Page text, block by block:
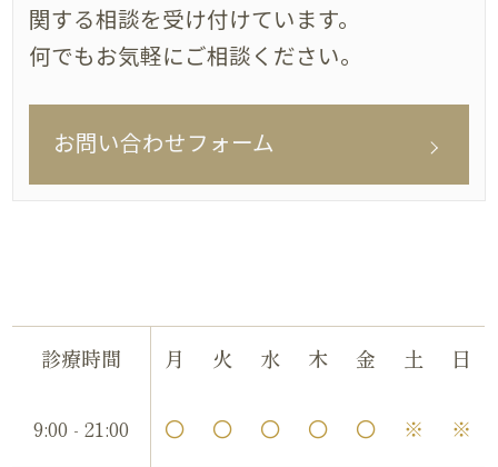
関する相談を受け付けています。
何でもお気軽にご相談ください。
お問い合わせフォーム
診療時間 月 火 水 木 金 土 日
9:00 - 21:00 〇 〇 〇 〇 〇 ※ ※